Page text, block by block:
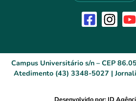
Campus Universitário s/n – CEP
Atedimento (43) 3348-5027 |